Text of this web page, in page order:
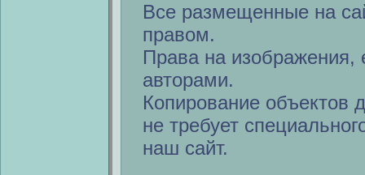
Все размещенные на
правом.
Права на изображения,
авторами.
Копирование объектов
не требует
наш сайт.